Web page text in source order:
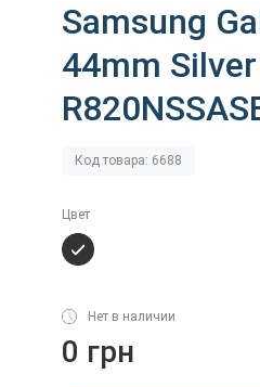
Samsung
44mm
Код товара: 6688
Цвет
Нет в наличии
0 грн